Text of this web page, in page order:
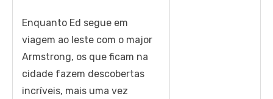
Enquanto Ed segue em
viagem ao leste com o major
Armstrong, os que ficam na
cidade fazem descobertas
incríveis, mais uma vez